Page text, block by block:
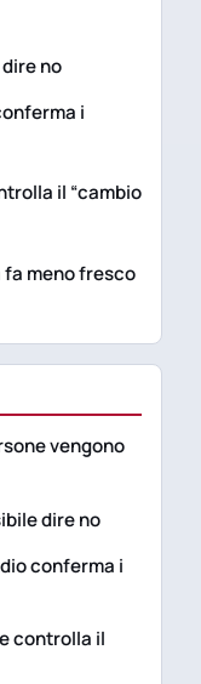
no
i
il “cambio
fa meno fresco
vengono
dire no
conferma i
controlla il